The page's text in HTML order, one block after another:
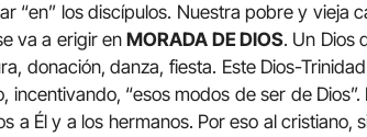
“en” los discípulos. Nuestra pobre y vieja
va a erigir enMORADA DE DIOS. Un Dios
donación, danza, fiesta. Este Dios-
incentivando, “esos modos de ser de
a Él y a los hermanos. Por eso al cristiano,